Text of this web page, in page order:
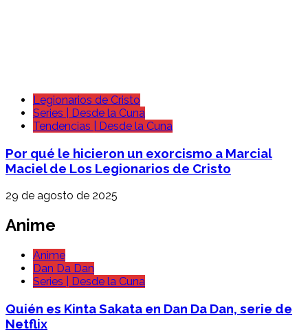
Legionarios de Cristo
Series | Desde la Cuna
Tendencias | Desde la Cuna
Por qué le hicieron un exorcismo a Marcial
Maciel de Los Legionarios de Cristo
29 de agosto de 2025
Anime
Anime
Dan Da Dan
Series | Desde la Cuna
Quién es Kinta Sakata en Dan Da Dan, serie de
Netflix